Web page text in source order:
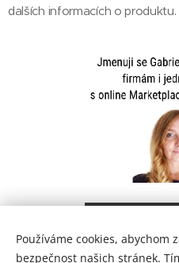
dalších informacích o produktu.
Používáme cookies, abychom
bezpečnost našich stránek.